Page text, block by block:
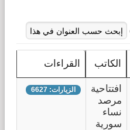
الإتجار بالبشر
قضايا المرأة
الكاتب القراءات
افتتاحية
مرصد
نساء
سورية
الزيارات: 6627